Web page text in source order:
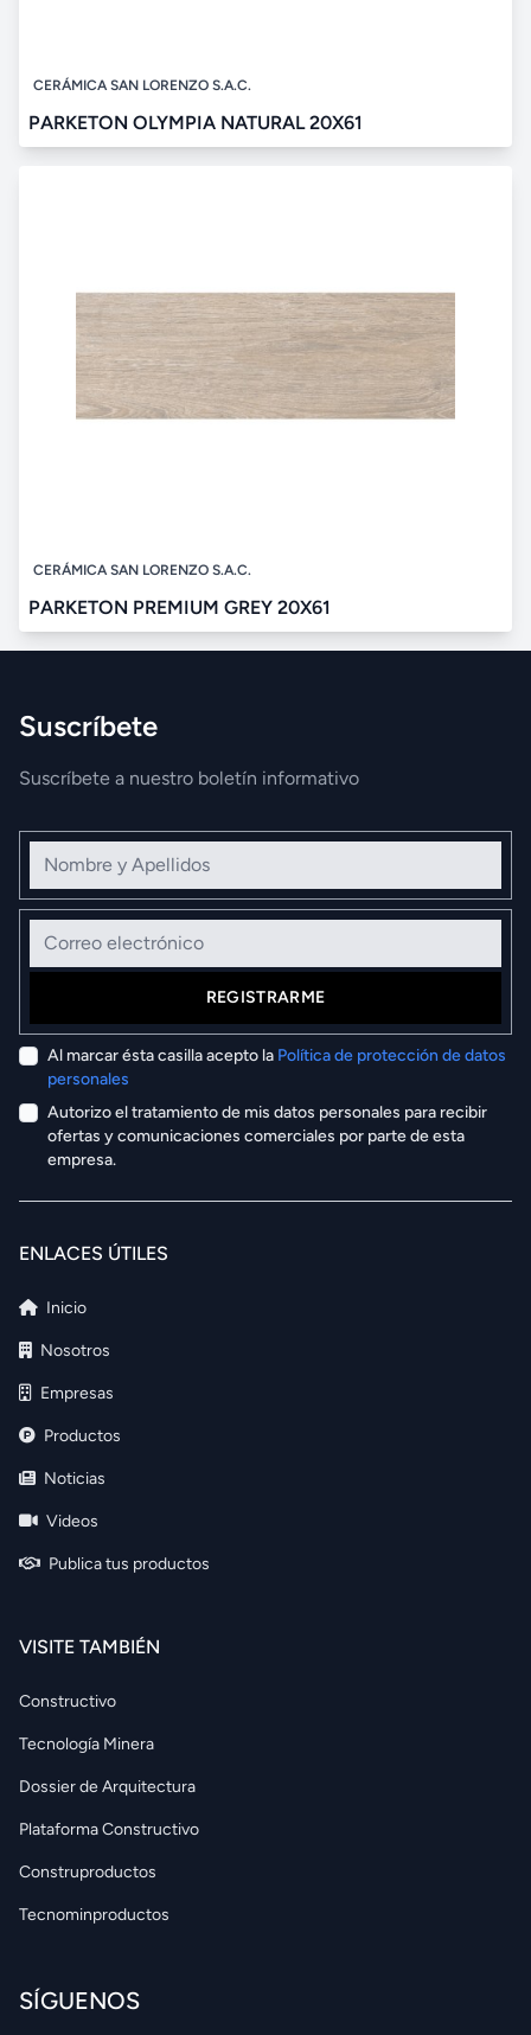
CERÁMICA SAN LORENZO S.A.C.
PARKETON OLYMPIA NATURAL 20X61
CERÁMICA SAN LORENZO S.A.C.
PARKETON PREMIUM GREY 20X61
Suscríbete
Suscríbete a nuestro boletín informativo
Nombre y Apellidos
Correo electrónico
REGISTRARME
Al marcar ésta casilla acepto la Política de protección de datos
personales
Autorizo el tratamiento de mis datos personales para recibir
ofertas y comunicaciones comerciales por parte de esta
empresa.
ENLACES ÚTILES
Inicio
Nosotros
Empresas
Productos
Noticias
Videos
Publica tus productos
VISITE TAMBIÉN
Constructivo
Tecnología Minera
Dossier de Arquitectura
Plataforma Constructivo
Construproductos
Tecnominproductos
SÍGUENOS